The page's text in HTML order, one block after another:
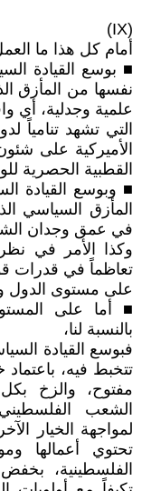
(IX)
أمام كل هذا ما
■ بوسع القيادة
نفسها من المأزق
علمية وجدلية، أي
التي تشهد تنامياً
الأميركية على
القطبية الحصرية
■ وبوسع القيادة
المأزق السياسي
في عمق وجدان
وكذا الأمر في
تعاظماً في قدرات
على مستوى الدول
■ أما على
بالنسبة لنا،
فبوسع القيادة
تتخبط فيه، باعتماد
مفتوح، والزخ بكل
الشعب
لمواجهة الخيار
تحتوي أعمالها
الفلسطينية،